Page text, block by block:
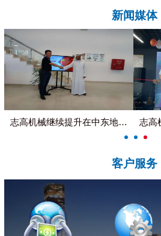
新闻媒体
志高机械继续提升在中东地区的市...
客户服务